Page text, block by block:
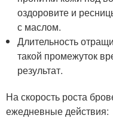
оздоровите и
с маслом.
Длительность
такой промежуток
результат.
На скорость роста
ежедневные действия: